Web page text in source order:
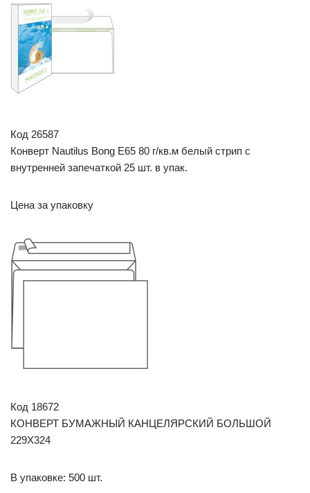
Код 26587
Конверт Nautilus Bong Е65 80 г/кв.м белый стрип с
внутренней запечаткой 25 шт. в упак.
Цена за упаковку
Код 18672
КОНВЕРТ БУМАЖНЫЙ КАНЦЕЛЯРСКИЙ БОЛЬШОЙ
229Х324
В упаковке: 500 шт.